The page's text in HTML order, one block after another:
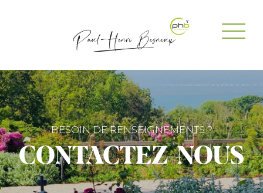
BESOIN DE RENSEIGNEMENTS ?
CONTACTEZ-NOUS